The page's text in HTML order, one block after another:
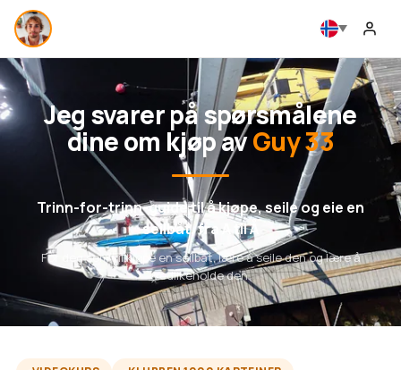
Jeg svarer på spørsmålene
dine om kjøp avGuy 33
Trinn-for-trinn-guide til å kjøpe, seile og eie en
seilbåt, fra A til Å
For deg som vil kjøpe en seilbåt, lære å seile den og lære å
vedlikeholde den